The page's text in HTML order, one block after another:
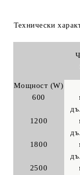
Технически
Мощност (W)
600
1200
1800
2500